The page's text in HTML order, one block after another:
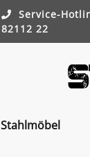
Service-
82112 22
Stahlmöbel